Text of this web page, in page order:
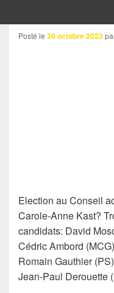
Posté le 30 octobre 2023
Election au Conseil
Carole-Anne Kast?
candidats: David
Cédric Ambord
Romain Gauthier
Jean-Paul Derouette